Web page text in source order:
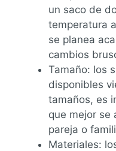
un saco de
temperatura
se planea
cambios
Tamaño: los
disponibles
tamaños, es
que mejor se
pareja o
Materiales: